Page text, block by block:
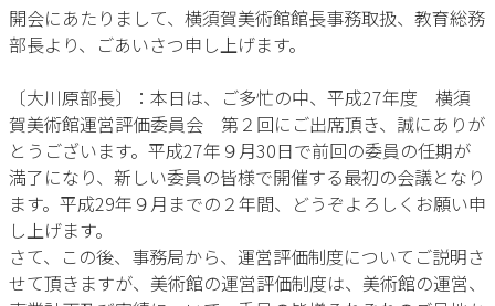
開会にあたりまして、横須賀美術館館長事務取扱、教育総務
部長より、ごあいさつ申し上げます。
〔大川原部長〕：本日は、ご多忙の中、平成27年度 横須
賀美術館運営評価委員会 第２回にご出席頂き、誠にありが
とうございます。平成27年９月30日で前回の委員の任期が
満了になり、新しい委員の皆様で開催する最初の会議となり
ます。平成29年９月までの２年間、どうぞよろしくお願い申
し上げます。
さて、この後、事務局から、運営評価制度についてご説明さ
せて頂きますが、美術館の運営評価制度は、美術館の運営、